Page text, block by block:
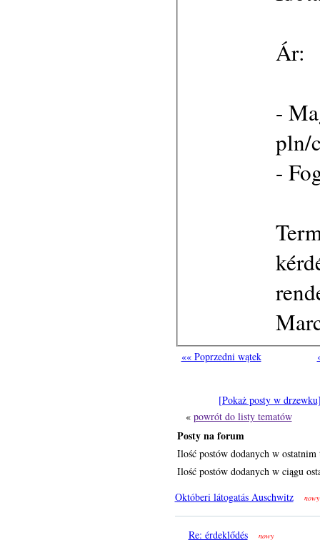
Ár:
-
pln/
-
«« Poprzedni wątek
[Pokaż posty w
« powrót do listy tematów
Posty na forum
Ilość postów dodanych w ostatnim
Ilość postów dodanych w ciągu
Októberi látogatás Auschwitz
nowy
Re: érdeklődés nowy